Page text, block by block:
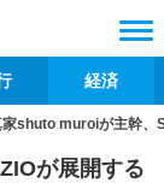
経済
家shuto muroiが主幹
が展開する